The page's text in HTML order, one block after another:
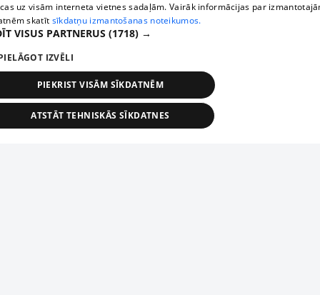
uz visām interneta vietnes sadaļām. Vairāk informācijas par
skatīt sīkdatņu izmantošanas noteikumos.
VISUS PARTNERUS (1718) →
IZVĒLI
PIEKRIST VISĀM SĪKDATNĒM
ATSTĀT TEHNISKĀS SĪKDATNES